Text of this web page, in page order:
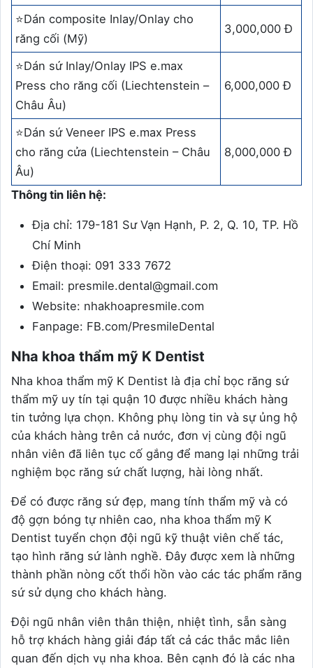
⭐Dán composite Inlay/Onlay cho
răng cối (Mỹ)
3,000,000 Đ
⭐Dán sứ Inlay/Onlay IPS e.max
Press cho răng cối (Liechtenstein –
Châu Âu)
6,000,000 Đ
⭐Dán sứ Veneer IPS e.max Press
cho răng cửa (Liechtenstein – Châu
Âu)
8,000,000 Đ
Thông tin liên hệ:
Địa chỉ: 179-181 Sư Vạn Hạnh, P. 2, Q. 10, TP. Hồ
Chí Minh
Điện thoại: 091 333 7672
Email: presmile.dental@gmail.com
Website: nhakhoapresmile.com
Fanpage: FB.com/PresmileDental
Nha khoa thẩm mỹ K Dentist
Nha khoa thẩm mỹ K Dentist là địa chỉ bọc răng sứ
thẩm mỹ uy tín tại quận 10 được nhiều khách hàng
tin tưởng lựa chọn. Không phụ lòng tin và sự ủng hộ
của khách hàng trên cả nước, đơn vị cùng đội ngũ
nhân viên đã liên tục cố gắng để mang lại những trải
nghiệm bọc răng sứ chất lượng, hài lòng nhất.
Để có được răng sứ đẹp, mang tính thẩm mỹ và có
độ gợn bóng tự nhiên cao, nha khoa thẩm mỹ K
Dentist tuyển chọn đội ngũ kỹ thuật viên chế tác,
tạo hình răng sứ lành nghề. Đây được xem là những
thành phần nòng cốt thổi hồn vào các tác phẩm răng
sứ sử dụng cho khách hàng.
Đội ngũ nhân viên thân thiện, nhiệt tình, sẵn sàng
hỗ trợ khách hàng giải đáp tất cả các thắc mắc liên
quan đến dịch vụ nha khoa. Bên cạnh đó là các nha